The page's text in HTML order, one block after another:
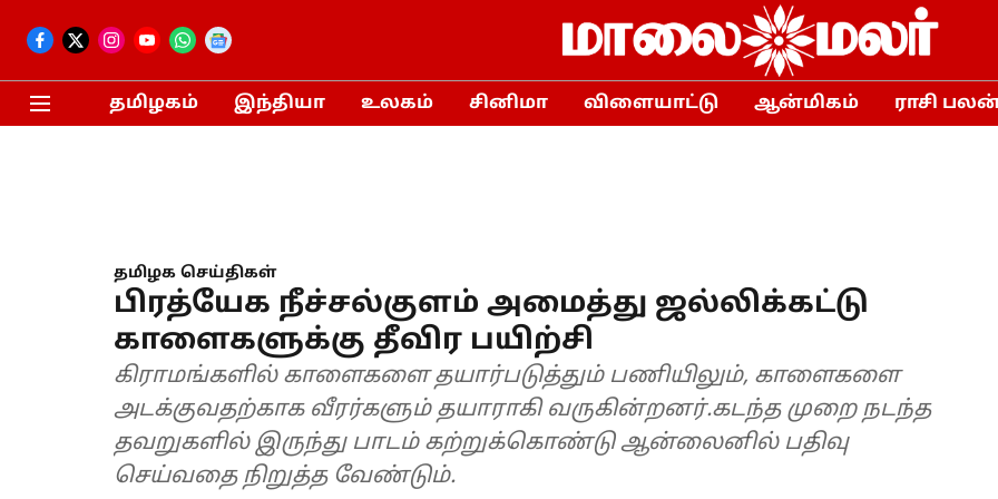
தமிழகம் இந்தியா உலகம் சினிமா விளையாட்டு ஆன்மிகம் ராசி
தமிழக செய்திகள்
பிரத்யேக நீச்சல்குளம் அமைத்து ஜல்லிக்கட்டு
காளைகளுக்கு தீவிர பயிற்சி
கிராமங்களில் காளைகளை தயார்படுத்தும் பணியிலும், காளைகளை
அடக்குவதற்காக வீரர்களும் தயாராகி வருகின்றனர்.கடந்த முறை நடந்த
தவறுகளில் இருந்து பாடம் கற்றுக்கொண்டு ஆன்லைனில் பதிவு
செய்வதை நிறுத்த வேண்டும்.